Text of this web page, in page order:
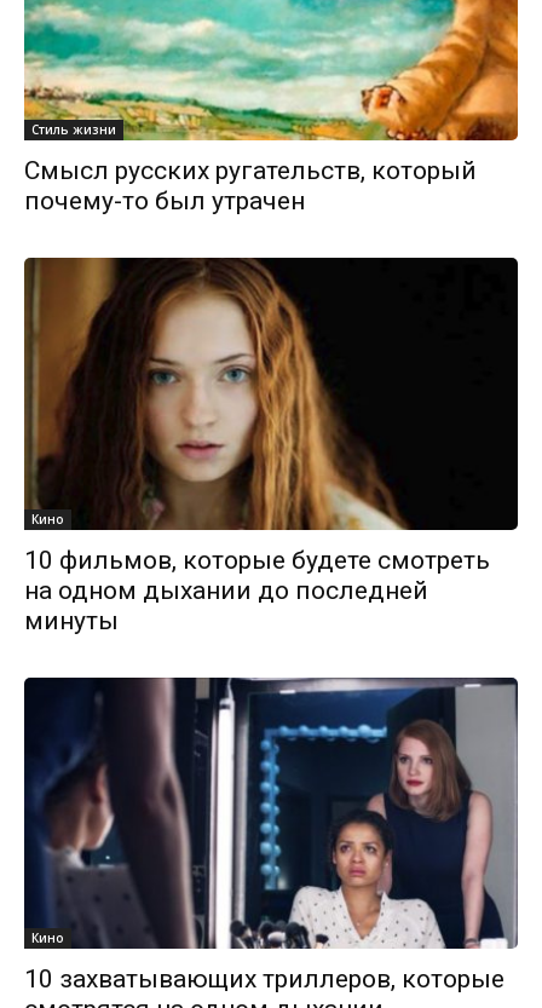
Стиль жизни
Смысл русских ругательств, который
почему-то был утрачен
Кино
10 фильмов, которые будете смотреть
на одном дыхании до последней
минуты
Кино
10 захватывающих триллеров, которые